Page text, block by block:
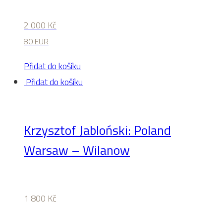
2 000Kč
80 EUR
Přidat do košíku
Přidat do košíku
Krzysztof Jabloński: Poland
Warsaw – Wilanow
1 800 Kč